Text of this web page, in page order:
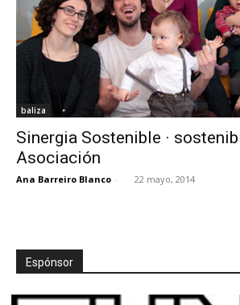
baliza
Sinergia Sostenible ·
Asociación
Ana Barreiro Blanco - 22 mayo, 2014
Espónsor